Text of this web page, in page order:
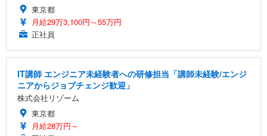
東京都
月給29万3,100円～55万円
正社員
IT講師 エンジニア未経験者への研修担当「講師未経験/エンジ
ニアからジョブチェンジ歓迎」
株式会社リゾーム
東京都
月給28万円～